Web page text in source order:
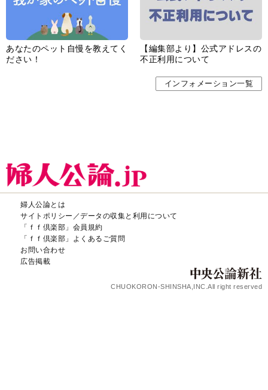
あなたのペット自慢を教えてく
ださい！
【編集部より】公式アドレスの
不正利用について
インフォメーション一覧
婦人公論とは
サイトポリシー／データの収集と利用について
「ｆｆ倶楽部」会員規約
「ｆｆ倶楽部」よくあるご質問
お問い合わせ
広告掲載
CHUOKORON-SHINSHA,INC.All right reserved